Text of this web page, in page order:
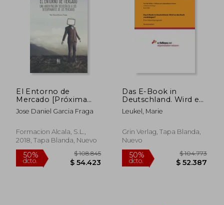
50%
dcto. $ 442.684
50%
dcto.
El Entorno de
Mercado [Próxima
Aparición]
Jose Daniel Garcia Fraga
Formacion Alcala, S.L.,
2018, Tapa Blanda, Nuevo
Das E-Book in
Deutschland. Wird es
das Buch
verdrängen?: Eine
(en Alemán)
Leukel, Marie
Grin Verlag, Tapa Blanda,
Nuevo